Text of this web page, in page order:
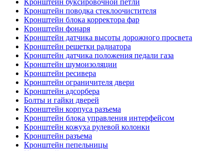
Кронштейн поводка стеклоочистителя
Кронштейн блока корректора фар
Кронштейн фонаря
Кронштейн датчика высоты дорожного просвета
Кронштейн решетки радиатора
Кронштейн датчика положения педали газа
Кронштейн шумоизоляции
Кронштейн ресивера
Кронштейн ограничителя двери
Кронштейн адсорбера
Болты и гайки дверей
Кронштейн корпуса разъема
Кронштейн блока управления интерфейсом
Кронштейн кожуха рулевой колонки
Кронштейн разъема
Кронштейн пепельницы